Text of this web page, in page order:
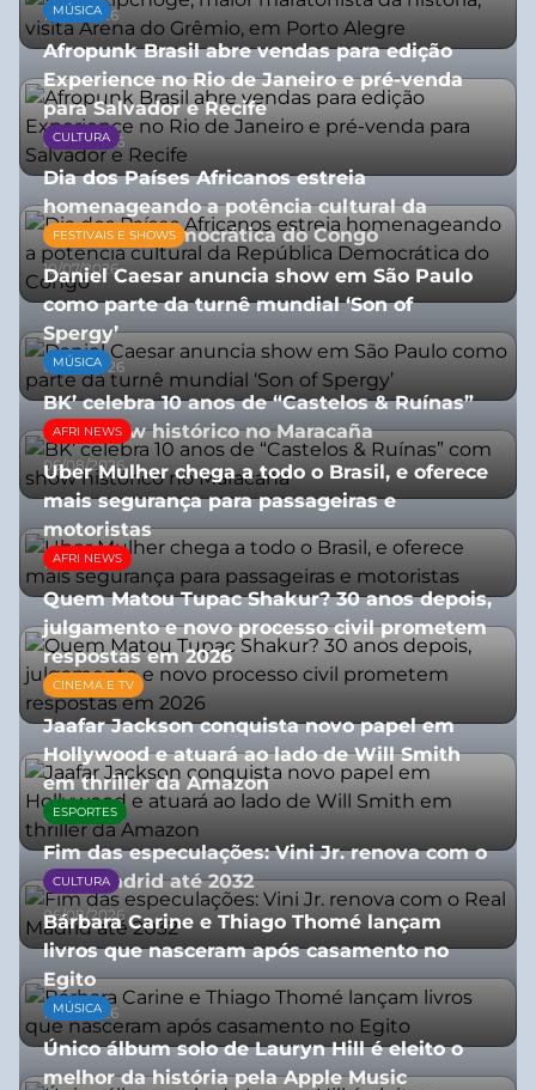
10/07/2026
MÚSICA
Afropunk Brasil abre vendas para edição
Experience no Rio de Janeiro e pré-venda
para Salvador e Recife
03/08/2026
CULTURA
Dia dos Países Africanos estreia
homenageando a potência cultural da
República Democrática do Congo
10/07/2026
FESTIVAIS E SHOWS
Daniel Caesar anuncia show em São Paulo
como parte da turnê mundial ‘Son of
Spergy’
05/08/2026
MÚSICA
BK’ celebra 10 anos de “Castelos & Ruínas”
com show histórico no Maracaña
06/08/2026
AFRI NEWS
Uber Mulher chega a todo o Brasil, e oferece
mais segurança para passageiras e
motoristas
10/07/2026
AFRI NEWS
Quem Matou Tupac Shakur? 30 anos depois,
julgamento e novo processo civil prometem
respostas em 2026
05/08/2026
CINEMA E TV
Jaafar Jackson conquista novo papel em
Hollywood e atuará ao lado de Will Smith
em thriller da Amazon
06/08/2026
ESPORTES
Fim das especulações: Vini Jr. renova com o
Real Madrid até 2032
06/08/2026
CULTURA
Bárbara Carine e Thiago Thomé lançam
livros que nasceram após casamento no
Egito
10/07/2026
MÚSICA
Único álbum solo de Lauryn Hill é eleito o
melhor da história pela Apple Music